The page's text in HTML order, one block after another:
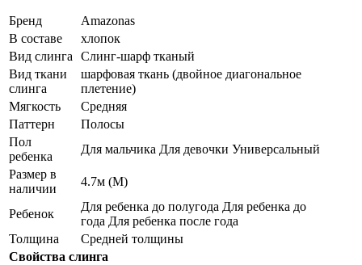
Бренд
Amazonas
В составе
хлопок
Вид слинга
Слинг-шарф тканый
Вид ткани
слинга
шарфовая ткань (двойное диагональное
плетение)
Мягкость
Средняя
Паттерн
Полосы
Пол
ребенка
Для мальчика Для девочки Универсальный
Размер в
наличии
4.7м (M)
Ребенок
Для ребенка до полугода Для ребенка до
года Для ребенка после года
Толщина
Средней толщины
Свойства слинга